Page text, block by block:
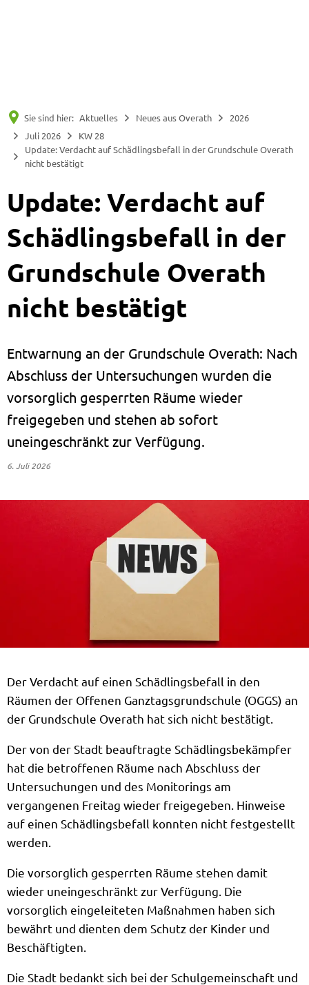
Sie sind hier: Aktuelles Neues aus Overath
2026
Juli 2026
KW 28
Update: Verdacht auf Schädlingsbefall in der Grundschule Overath
nicht bestätigt
Update: Verdacht auf
Schädlingsbefall in der
Grundschule Overath
nicht bestätigt
Entwarnung an der Grundschule Overath: Nach
Abschluss der Untersuchungen wurden die
vorsorglich gesperrten Räume wieder
freigegeben und stehen ab sofort
uneingeschränkt zur Verfügung.
6. Juli 2026
Der Verdacht auf einen Schädlingsbefall in den
Räumen der Offenen Ganztagsgrundschule (OGGS) an
der Grundschule Overath hat sich nicht bestätigt.
Der von der Stadt beauftragte Schädlingsbekämpfer
hat die betroffenen Räume nach Abschluss der
Untersuchungen und des Monitorings am
vergangenen Freitag wieder freigegeben. Hinweise
auf einen Schädlingsbefall konnten nicht festgestellt
werden.
Die vorsorglich gesperrten Räume stehen damit
wieder uneingeschränkt zur Verfügung. Die
vorsorglich eingeleiteten Maßnahmen haben sich
bewährt und dienten dem Schutz der Kinder und
Beschäftigten.
Die Stadt bedankt sich bei der Schulgemeinschaft und